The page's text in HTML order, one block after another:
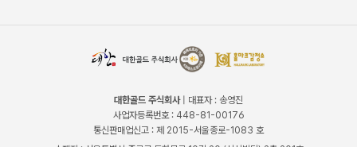
대한골드 주식회사| 대표자 : 송영진
사업자등록번호 : 448-81-00176
통신판매업신고 : 제 2015-서울종로-1083 호